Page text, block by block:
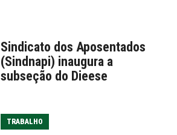
Sindicato dos Aposentados
(Sindnapi) inaugura a
subseção do Dieese
TRABALHO